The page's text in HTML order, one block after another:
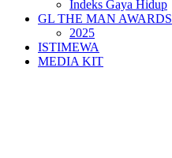
Indeks Gaya Hidup
GL THE MAN AWARDS
2025
ISTIMEWA
MEDIA KIT